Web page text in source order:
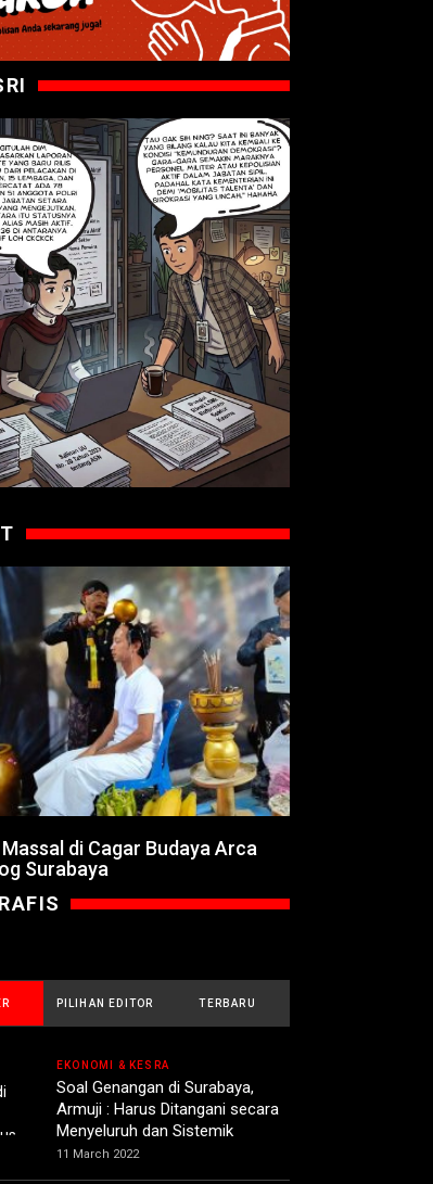
di Cagar Budaya Arca
Surabaya
PILIHAN EDITOR TERBARU
EKONOMI & KESRA
Soal Genangan di Surabaya,
Armuji : Harus Ditangani secara
Menyeluruh dan Sistemik
11 March 2022